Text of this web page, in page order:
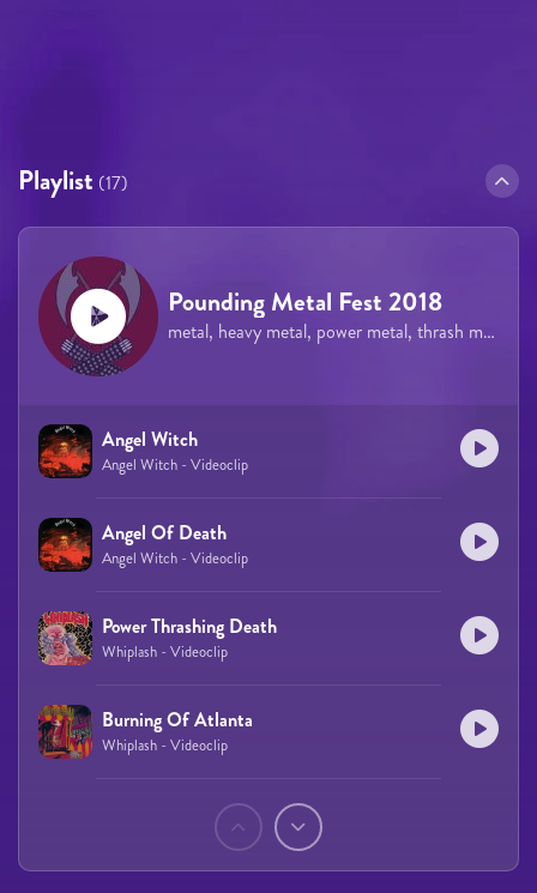
Playlist (17)
Pounding Metal Fest 2018
metal, heavy metal, power metal, thrash metal
Angel Witch
Angel Witch - Videoclip
Angel Of Death
Angel Witch - Videoclip
Power Thrashing Death
Whiplash - Videoclip
Burning Of Atlanta
Whiplash - Videoclip